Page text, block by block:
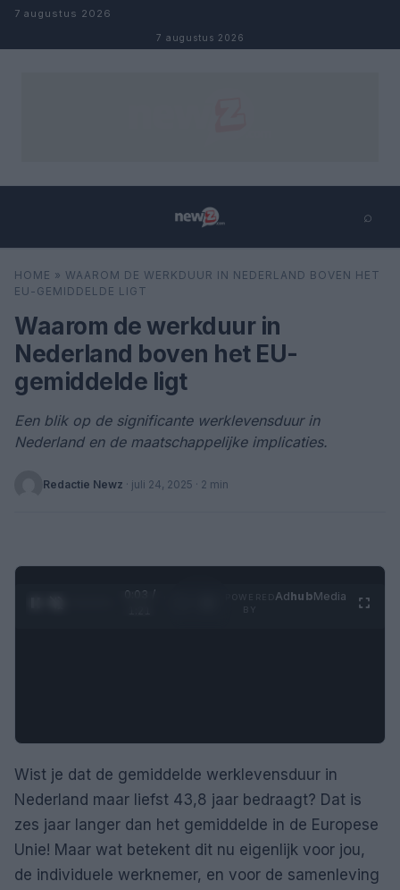
Naar inhoud
7 augustus 2026
7 augustus 2026
⌕
Zoeken ⌕ ×
HOME » WAAROM DE WERKDUUR IN NEDERLAND BOVEN HET
EU-GEMIDDELDE LIGT
Waarom de werkduur in
Nederland boven het EU-
gemiddelde ligt
Een blik op de significante werklevensduur in
Nederland en de maatschappelijke implicaties.
Redactie Newz · juli 24, 2025 · 2 min
0:04 /
AdhubMedia
Wist je dat de gemiddelde werklevensduur in
Nederland maar liefst 43,8 jaar bedraagt? Dat is
zes jaar langer dan het gemiddelde in de Europese
Unie! Maar wat betekent dit nu eigenlijk voor jou,
de individuele werknemer, en voor de samenleving